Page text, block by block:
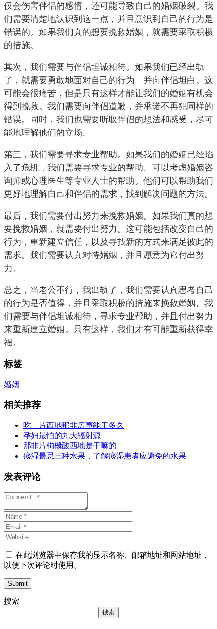
仅会伤害伴侣的感情，还可能导致自己的婚姻破裂。我
们需要清楚地认识到这一点，并且意识到自己的行为是
错误的。如果我们真的想要挽救婚姻，就需要采取积极
的措施。
其次，我们需要与伴侣坦诚相待。如果我们已经出轨
了，就需要勇敢地面对自己的行为，并向伴侣坦白。这
可能会很痛苦，但是只有这样才能让我们的婚姻有机会
得到挽救。我们需要向伴侣道歉，并承诺不再犯同样的
错误。同时，我们也需要听取伴侣的想法和感受，尽可
能地理解他们的立场。
第三，我们需要寻求专业帮助。如果我们的婚姻已经陷
入了危机，我们需要寻求专业的帮助。可以考虑婚姻咨
询师或心理医生等专业人士的帮助。他们可以帮助我们
更好地理解自己和伴侣的需求，找到解决问题的方法。
最后，我们需要付出努力来挽救婚姻。如果我们真的想
要挽救婚姻，就需要付出努力。这可能包括改变自己的
行为，重新建立信任，以及寻找新的方式来满足彼此的
需求。我们需要认真对待婚姻，并且愿意为它付出努
力。
总之，当老公不行，我出轨了，我们需要认真思考自己
的行为是否值得，并且采取积极的措施来挽救婚姻。我
们需要与伴侣坦诚相待，寻求专业帮助，并且付出努力
来重新建立婚姻。只有这样，我们才有可能重新获得幸
福。
标签
婚姻
相关推荐
吃一片西地那非房事能干多久
孕妇最怕的九大辐射源
那非片枸橼酸西地是干嘛的
痰湿最忌三种水果，了解痰湿患者应避免的水果
发表评论
在此浏览器中保存我的显示名称、邮箱地址和网站地址，
以便下次评论时使用。
Submit
搜索
搜索